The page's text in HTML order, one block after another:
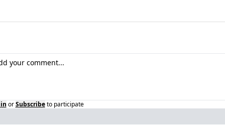
or Subscribe to participate